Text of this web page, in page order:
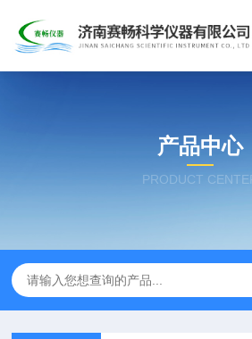
产品中心
PRODUCT